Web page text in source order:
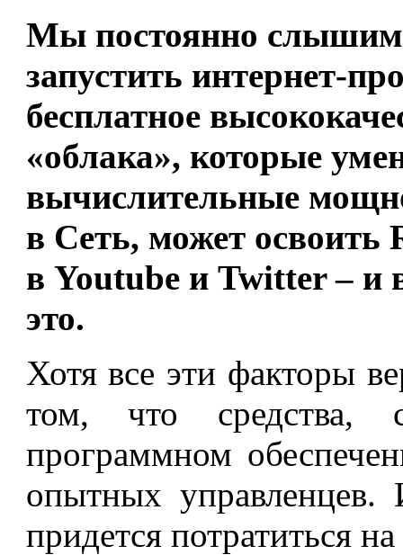
Мы постоянно слышим,
запустить интернет-
бесплатное
«облака», которые
вычислительные
в Сеть, может освоить
в Youtube и Twitter – и
это.
Хотя все эти факторы
том, что средства,
программном
опытных
придется потратиться